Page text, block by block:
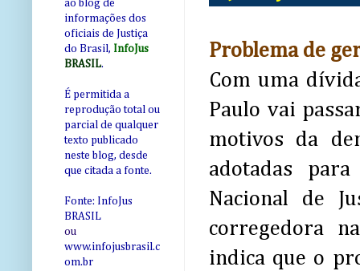
Problema de
Com uma
Paulo vai
motivos da
adotadas
Nacional de
corregedora
indica que o
ao blog de
informações dos
oficiais de Justiça
do Brasil, InfoJus
BRASIL.
É permitida a
reprodução total ou
parcial de qualquer
texto publicado
neste blog, desde
que citada a fonte.
Fonte: InfoJus
BRASIL
ou
www.infojusbrasil.c
om.br